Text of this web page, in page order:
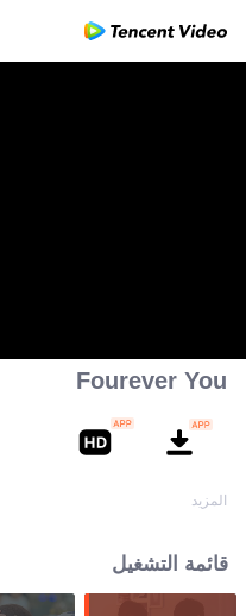
Fourever You
-المزيد
قائمة التشغيل